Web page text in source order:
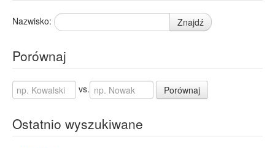
Nazwisko: Znajdź
Porównaj
vs. Porównaj
Ostatnio wyszukiwane